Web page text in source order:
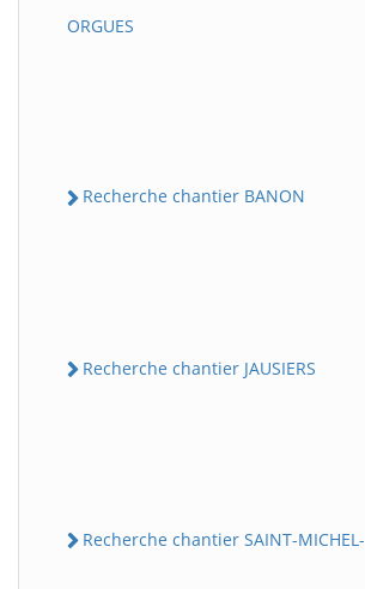
ORGUES
Recherche chantier BANON
Recherche chantier JAUSIERS
Recherche chantier SAINT-MICHEL-